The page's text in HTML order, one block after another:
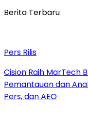
Berita Terbaru
Pers Rilis
Cision Raih MarTech
Pemantauan dan
Pers, dan AEO